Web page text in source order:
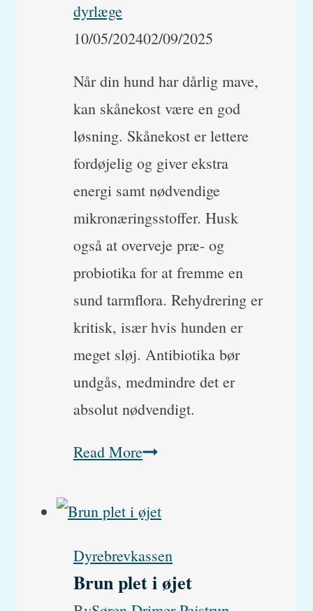
dyrlæge
10/05/202402/09/2025
Når din hund har dårlig mave,
kan skånekost være en god
løsning. Skånekost er lettere
fordøjelig og giver ekstra
energi samt nødvendige
mikronæringsstoffer. Husk
også at overveje præ- og
probiotika for at fremme en
sund tarmflora. Rehydrering er
kritisk, især hvis hunden er
meget sløj. Antibiotika bør
undgås, medmindre det er
absolut nødvendigt.
Read MoreHvad
forskellen
skånekost
og
Dyrebrevkassen
Brun plet i øjet